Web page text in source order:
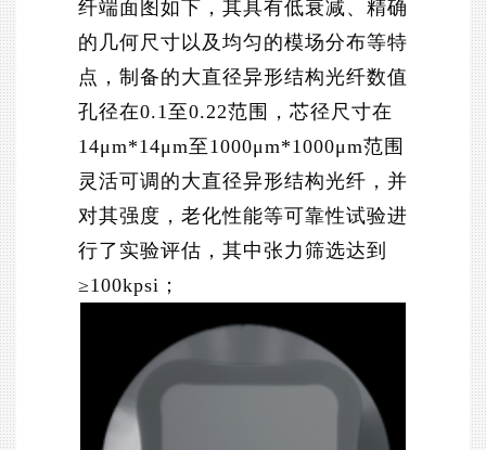
纤端面图如下，其具有低衰减、精确
的几何尺寸以及均匀的模场分布等特
点，制备的大直径异形结构光纤数值
孔径在0.1至0.22范围，芯径尺寸在
14μm*14μm至1000μm*1000μm范围
灵活可调的大直径异形结构光纤，并
对其强度，老化性能等可靠性试验进
行了实验评估，其中张力筛选达到
≥100kpsi；